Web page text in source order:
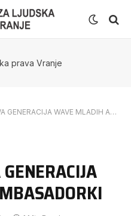
WAVE MLADIH AMBASADORKI